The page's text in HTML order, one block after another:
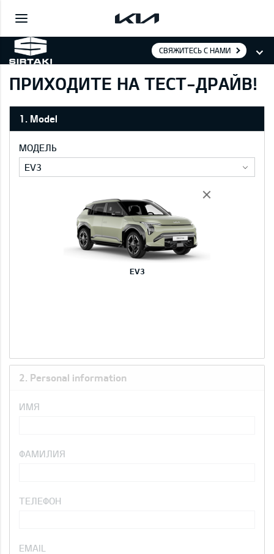
СВЯЖИТЕСЬ С НАМИ
ПРИХОДИТЕ НА ТЕСТ-ДРАЙВ!
1. Model
2. Personal information
МОДЕЛЬ
EV3
EV3
ИМЯ
ФАМИЛИЯ
ТЕЛЕФОН
EMAIL